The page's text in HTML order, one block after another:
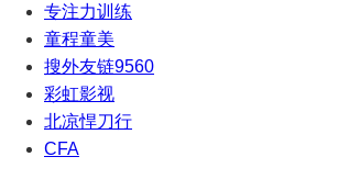
专注力训练
童程童美
搜外友链9560
彩虹影视
北凉悍刀行
CFA